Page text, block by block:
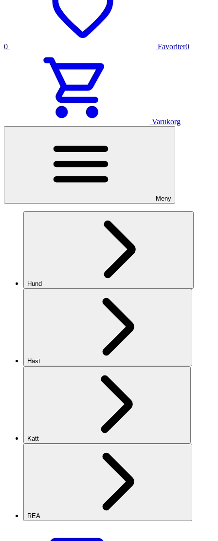
0 Favoriter0
Varukorg
Meny
Hund
Häst
Katt
REA